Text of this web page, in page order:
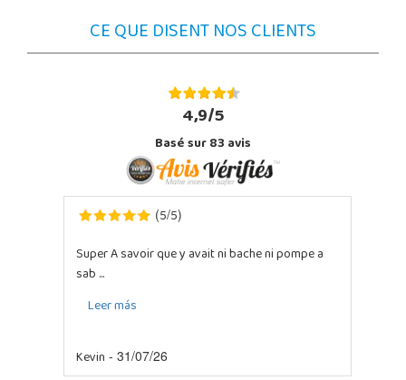
CE QUE DISENT NOS CLIENTS
4,9/5
Basé sur83avis
(5/5)
Super A savoir que y avait ni bache ni pompe a
sab ...
Leer más
Kevin - 31/07/26